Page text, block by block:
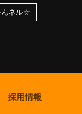
んネル☆
採用情報